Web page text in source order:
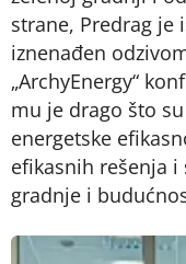
strane, Predrag je
iznenađen
„ArchyEnergy“
mu je drago što
energetske
efikasnih rešenja
gradnje i